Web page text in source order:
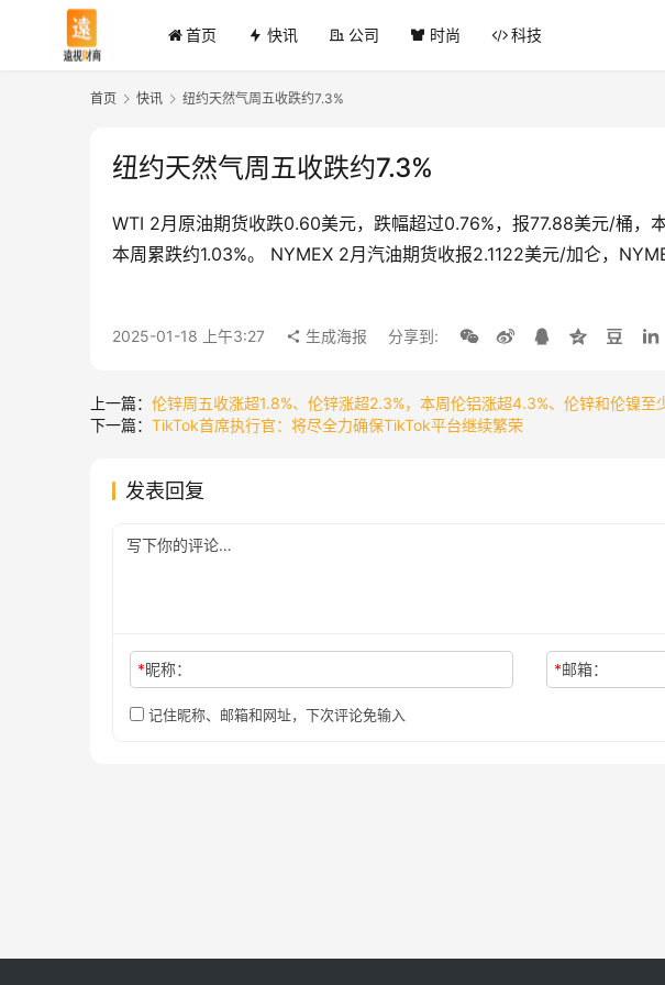
首页 快讯 公司 时尚 科技
首页 快讯 纽约天然气周五收跌约7.3%
纽约天然气周五收跌约7.3%
WTI 2月原油期货收跌0.60美元，跌幅超过0.76%，报77.88美元/桶，
本周累跌约1.03%。 NYMEX 2月汽油期货收报2.1122美元/加仑，
2025-01-18 上午3:27 生成海报 分享到:
上一篇： 伦锌周五收涨超1.8%、伦锌涨超2.3%，本周伦铝涨超4.3%、伦锌和伦镍至
下一篇： TikTok首席执行官：将尽全力确保TikTok平台继续繁荣
发表回复
*昵称： *邮箱：
记住昵称、邮箱和网址，下次评论免输入